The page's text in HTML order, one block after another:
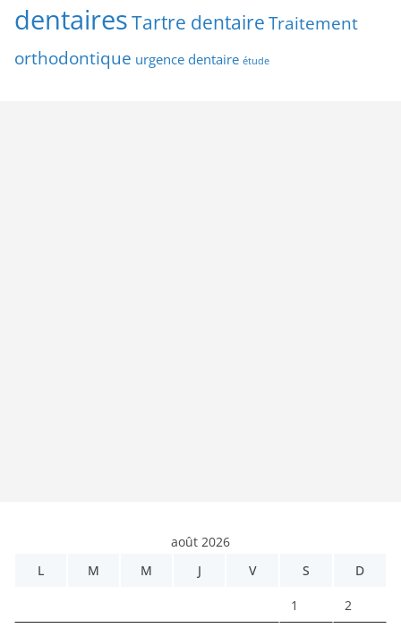
dentairesTartre dentaire Traitement
orthodontique urgence dentaire étude
août 2026
L
M M J V S D
1 2